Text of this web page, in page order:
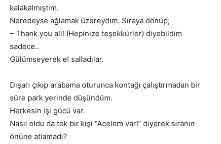
kalakalmıştım.
Neredeyse ağlamak üzereydim. Sıraya dönüp;
– Thank you all! (Hepinize teşekkürler) diyebildim
sadece..
Gülümseyerek el salladılar.
Dışarı çıkıp arabama oturunca kontağı çalıştırmadan bir
süre park yerinde düşündüm.
Herkesin işi gücü var.
Nasıl oldu da tek bir kişi “Acelem var!” diyerek sıranın
önüne atlamadı?